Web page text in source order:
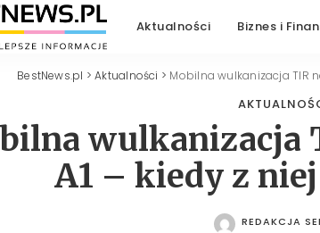
Aktualności Biznes i
BestNews.pl >Aktualności > Mobilna wulkanizacja TIR
wulkanizacja
A1 – kiedy z
POSTED
REDAKCJA